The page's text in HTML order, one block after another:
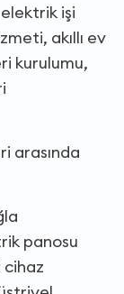
işi
akıllı ev
kurulumu,
arasında
panosu
cihaz